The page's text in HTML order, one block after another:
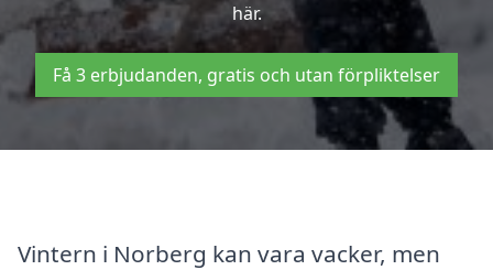
här.
Få 3 erbjudanden, gratis och utan förpliktelser
Vintern i Norberg kan vara vacker, men